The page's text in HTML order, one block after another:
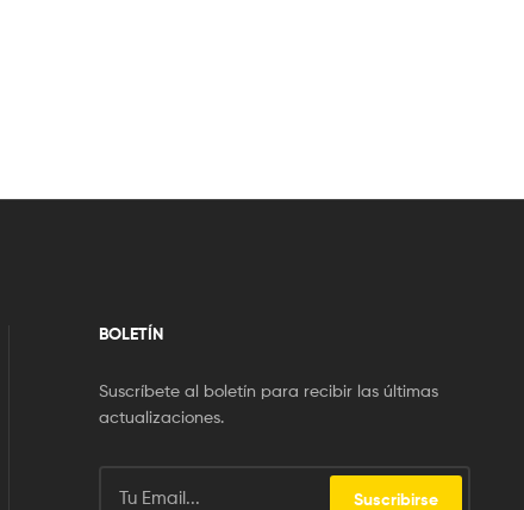
BOLETÍN
Suscríbete al boletín para recibir las últimas
actualizaciones.
Suscribirse